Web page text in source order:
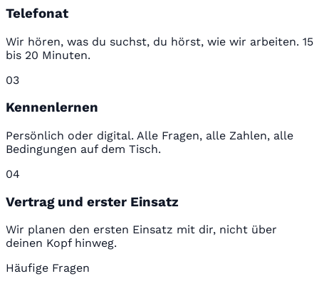
Telefonat
Wir hören, was du suchst, du hörst, wie wir arbeiten. 15
bis 20 Minuten.
03
Kennenlernen
Persönlich oder digital. Alle Fragen, alle Zahlen, alle
Bedingungen auf dem Tisch.
04
Vertrag und erster Einsatz
Wir planen den ersten Einsatz mit dir, nicht über
deinen Kopf hinweg.
Häufige Fragen